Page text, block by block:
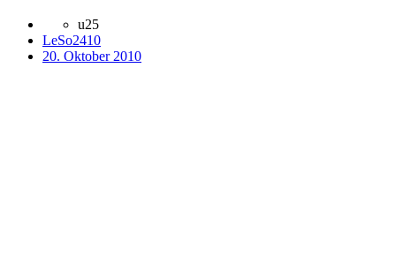
u25
LeSo2410
20. Oktober 2010